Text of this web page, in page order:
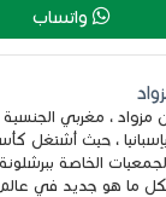
واتساب
، حيث أشتغل
الخاصة
ما هو جديد في عالم